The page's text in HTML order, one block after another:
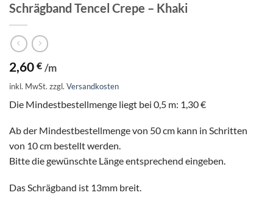
Schrägband Tencel Crepe – Khaki
2,60 € /m
inkl. MwSt. zzgl. Versandkosten
Die Mindestbestellmenge liegt bei 0,5 m: 1,30 €
Ab der Mindestbestellmenge von 50 cm kann in Schritten
von 10 cm bestellt werden.
Bitte die gewünschte Länge entsprechend eingeben.
Das Schrägband ist 13mm breit.